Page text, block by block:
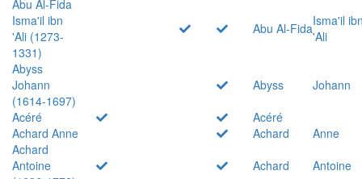
Abu Al-Fida
Isma'il ibn
'Ali (1273-
1331)
Abu Al-FidaIsma'il
'Ali
Abyss
Johann
(1614-1697)
Abyss
Johann
Acéré
Acéré
Achard Anne
Achard
Anne
Achard
Antoine
Achard
Antoine